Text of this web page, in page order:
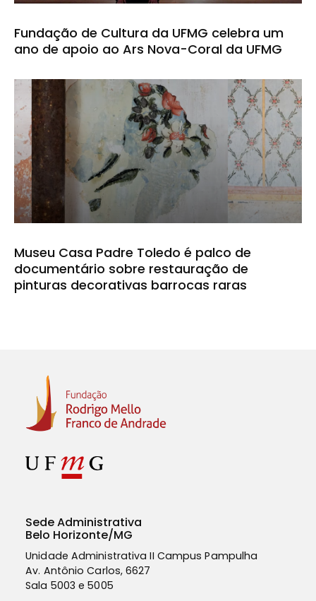
Fundação de Cultura da UFMG celebra um
ano de apoio ao Ars Nova-Coral da UFMG
Museu Casa Padre Toledo é palco de
documentário sobre restauração de
pinturas decorativas barrocas raras
Sede Administrativa
Belo Horizonte/MG
Unidade Administrativa II Campus Pampulha
Av. Antônio Carlos, 6627
Sala 5003 e 5005